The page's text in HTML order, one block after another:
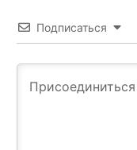
Подписаться